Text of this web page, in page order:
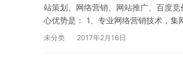
站策划、网络营销、网站推广、百度
心优势是： 1、专业网络营销技术，
源，给出最有效的网络营销方法，让
未分类 2017年2月16日